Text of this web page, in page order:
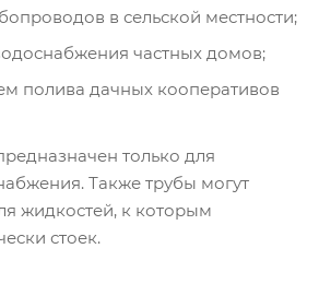
в сельской местности;
частных домов;
полива дачных кооперативов
только для
Также трубы могут
жидкостей, к которым
стоек.